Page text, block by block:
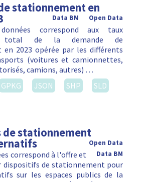
stationnement en
Open Data
Data BM
correspond aux taux
total de la demande de
2023 opérée par les différents
(voitures et camionnettes,
camions, autres) …
GPKG JSON SHP
SLD
de stationnement
Open Data
Data BM
correspond à l'offre et
dispositifs de stationnement pour
sur les espaces publics de la